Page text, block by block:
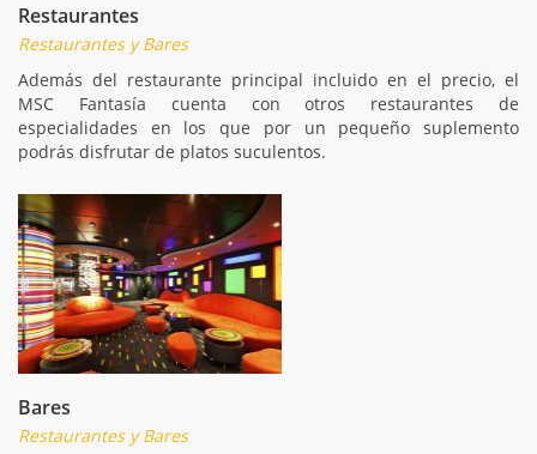
Restaurantes
Restaurantes y Bares
Además del restaurante principal incluido en el precio, el
MSC Fantasía cuenta con otros restaurantes de
especialidades en los que por un pequeño suplemento
podrás disfrutar de platos suculentos.
Bares
Restaurantes y Bares